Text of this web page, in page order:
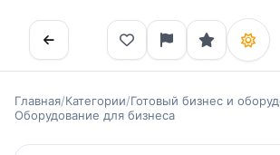
Главная/Категории/Готовый бизнес и
Оборудование для бизнеса